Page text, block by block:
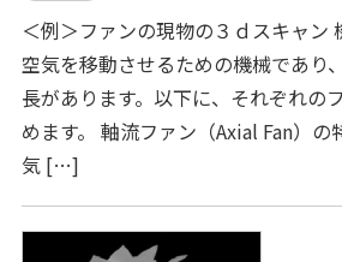
＜例＞ファンの現物の３ｄスキャン
空気を移動させるための機械であり
長があります。以下に、それぞれの
めます。 軸流ファン（Axial Fan）の
気 […]